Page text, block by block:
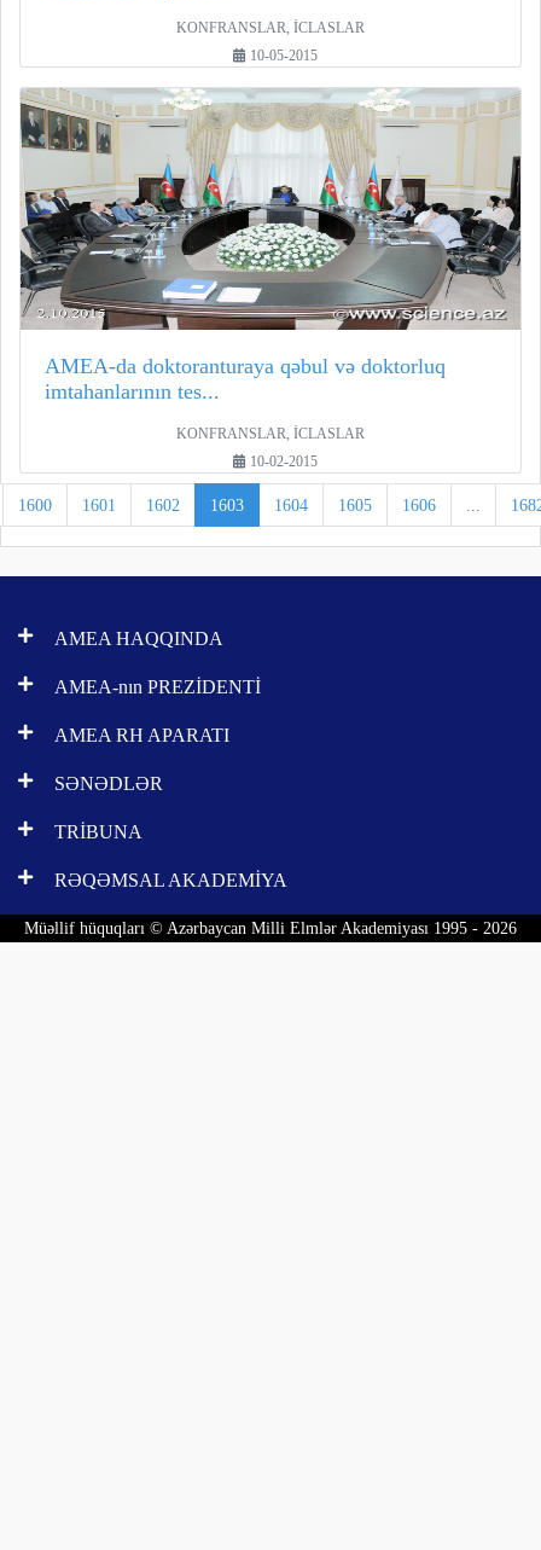
KONFRANSLAR, İCLASLAR
10-05-2015
AMEA-da doktoranturaya qəbul və doktorluq
imtahanlarının tes...
KONFRANSLAR, İCLASLAR
10-02-2015
1600 1601 1602 1603 1604 1605 1606 ...
AMEA HAQQINDA
AMEA-nın PREZİDENTİ
AMEA RH APARATI
SƏNƏDLƏR
TRİBUNA
RƏQƏMSAL AKADEMİYA
Müəllif hüquqları © Azərbaycan Milli Elmlər Akademiyası 1995 - 2026